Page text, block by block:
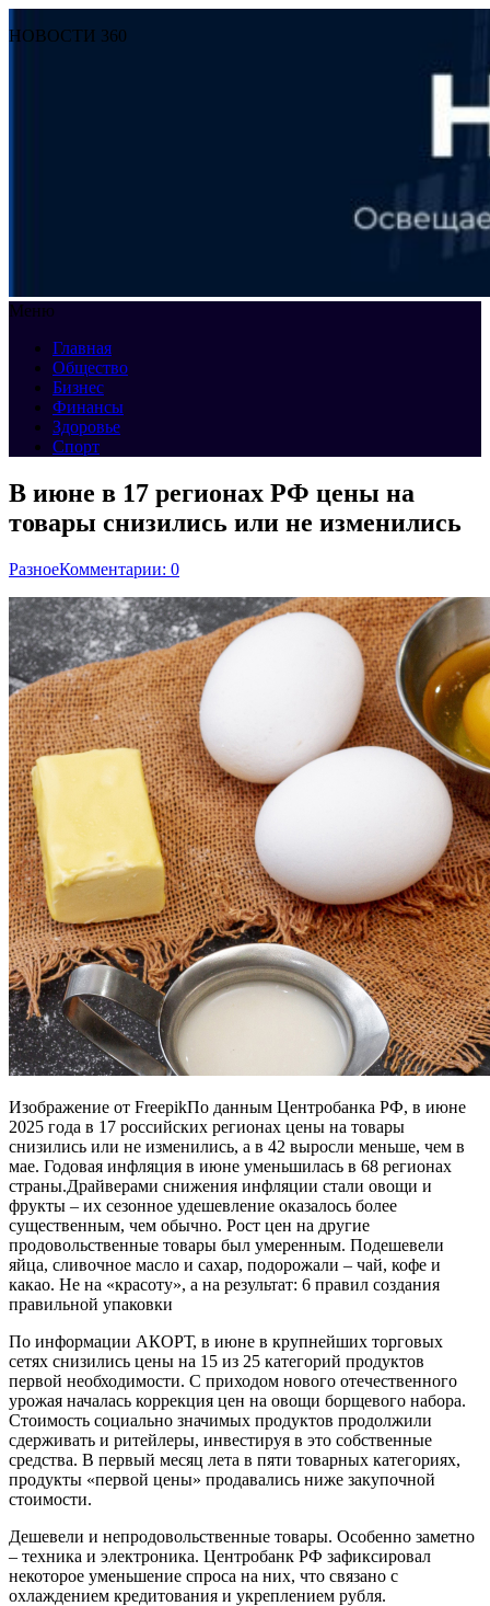
НОВОСТИ 360
Меню
Главная
Общество
Бизнес
Финансы
Здоровье
Спорт
В июне в 17 регионах РФ цены на
товары снизились или не изменились
РазноеКомментарии: 0
Изображение от FreepikПо данным Центробанка РФ, в июне
2025 года в 17 российских регионах цены на товары
снизились или не изменились, а в 42 выросли меньше, чем в
мае. Годовая инфляция в июне уменьшилась в 68 регионах
страны.Драйверами снижения инфляции стали овощи и
фрукты – их сезонное удешевление оказалось более
существенным, чем обычно. Рост цен на другие
продовольственные товары был умеренным. Подешевели
яйца, сливочное масло и сахар, подорожали – чай, кофе и
какао. Не на «красоту», а на результат: 6 правил создания
правильной упаковки
По информации АКОРТ, в июне в крупнейших торговых
сетях снизились цены на 15 из 25 категорий продуктов
первой необходимости. С приходом нового отечественного
урожая началась коррекция цен на овощи борщевого набора.
Стоимость социально значимых продуктов продолжили
сдерживать и ритейлеры, инвестируя в это собственные
средства. В первый месяц лета в пяти товарных категориях,
продукты «первой цены» продавались ниже закупочной
стоимости.
Дешевели и непродовольственные товары. Особенно заметно
– техника и электроника. Центробанк РФ зафиксировал
некоторое уменьшение спроса на них, что связано с
охлаждением кредитования и укреплением рубля.